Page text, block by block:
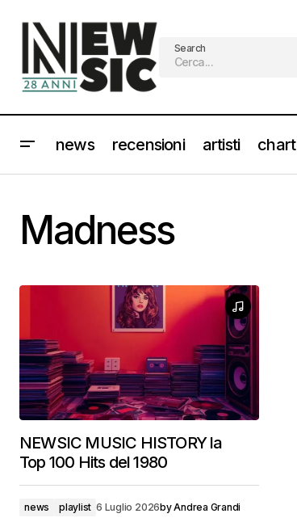
Search
news recensioni artisti chart
Madness
NEWSIC MUSIC HISTORY la
Top 100 Hits del 1980
news playlist 6 Luglio 2026byAndrea Grandi